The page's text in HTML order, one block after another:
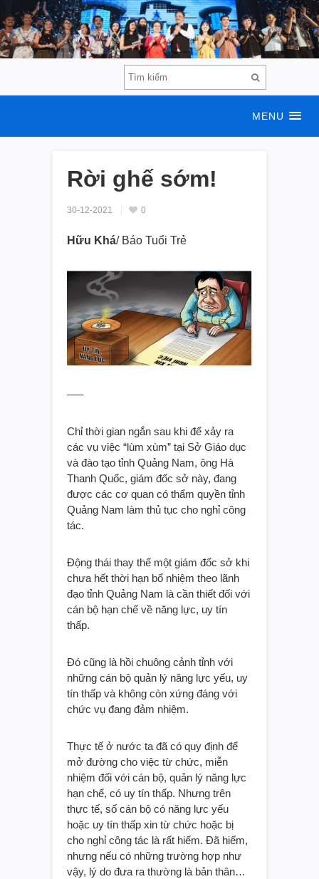
MENU
Rời ghế sớm!
30-12-2021 0
Hữu Khá/ Báo Tuổi Trẻ
—–
Chỉ thời gian ngắn sau khi để xảy ra
các vụ việc “lùm xùm” tại Sở Giáo dục
và đào tạo tỉnh Quảng Nam, ông Hà
Thanh Quốc, giám đốc sở này, đang
được các cơ quan có thẩm quyền tỉnh
Quảng Nam làm thủ tục cho nghỉ công
tác.
Động thái thay thế một giám đốc sở khi
chưa hết thời hạn bổ nhiệm theo lãnh
đạo tỉnh Quảng Nam là cần thiết đối với
cán bộ hạn chế về năng lực, uy tín
thấp.
Đó cũng là hồi chuông cảnh tỉnh với
những cán bộ quản lý năng lực yếu, uy
tín thấp và không còn xứng đáng với
chức vụ đang đảm nhiệm.
Thực tế ở nước ta đã có quy định để
mở đường cho việc từ chức, miễn
nhiệm đối với cán bộ, quản lý năng lực
hạn chế, có uy tín thấp. Nhưng trên
thực tế, số cán bộ có năng lực yếu
hoặc uy tín thấp xin từ chức hoặc bị
cho nghỉ công tác là rất hiếm. Đã hiếm,
nhưng nếu có những trường hợp như
vậy, lý do đưa ra thường là bản thân…